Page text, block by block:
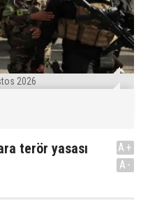
2026
terör yasası
A+
A-